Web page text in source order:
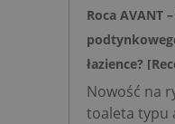
Roca AVANT
łazience?
Nowość na
toaleta typu